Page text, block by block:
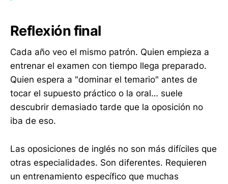
Reflexión final
Cada año veo el mismo patrón. Quien empieza a
entrenar el examen con tiempo llega preparado.
Quien espera a "dominar el temario" antes de
tocar el supuesto práctico o la oral… suele
descubrir demasiado tarde que la oposición no
iba de eso.
Las oposiciones de inglés no son más difíciles que
otras especialidades. Son diferentes. Requieren
un entrenamiento específico que muchas